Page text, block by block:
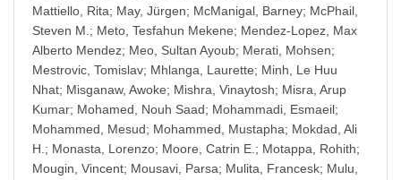
Mattiello, Rita; May, Jürgen; McManigal, Barney; McPhail,
Steven M. ; Meto, Tesfahun Mekene; Mendez-Lopez, Max
Alberto Mendez; Meo, Sultan Ayoub; Merati, Mohsen;
Mestrovic, Tomislav; Mhlanga, Laurette; Minh, Le Huu
Nhat; Misganaw, Awoke; Mishra, Vinaytosh; Misra, Arup
Kumar; Mohamed, Nouh Saad; Mohammadi, Esmaeil;
Mohammed, Mesud; Mohammed, Mustapha; Mokdad, Ali
H. ; Monasta, Lorenzo; Moore, Catrin E. ; Motappa, Rohith;
Mougin, Vincent; Mousavi, Parsa; Mulita, Francesk; Mulu,